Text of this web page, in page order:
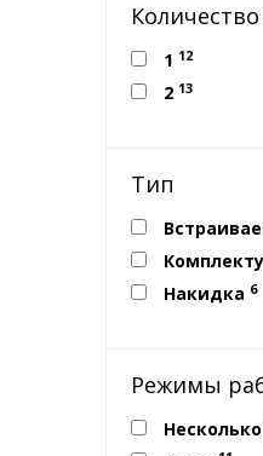
1 12
2 13
Тип
Накидка 6
Режимы
Несколько